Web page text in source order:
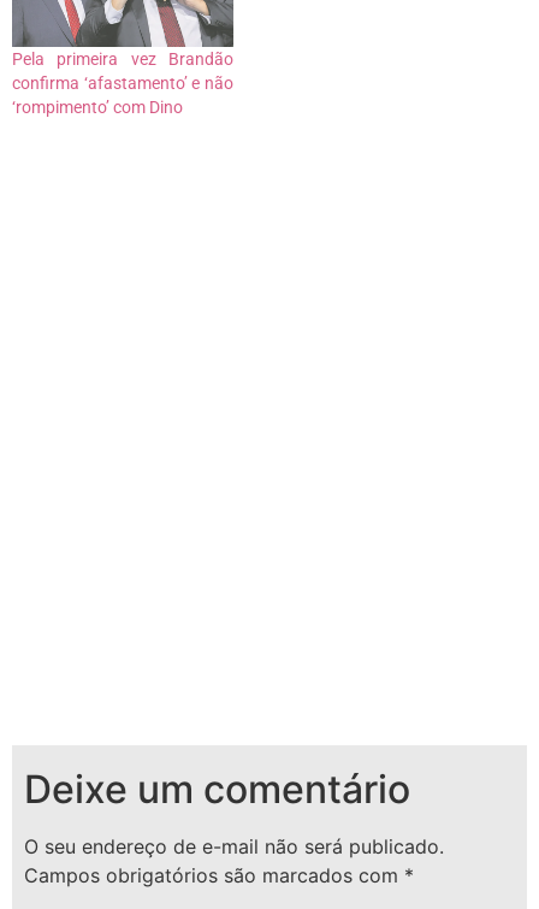
Pela primeira vez Brandão
confirma ‘afastamento’ e não
‘rompimento’ com Dino
Deixe um comentário
O seu endereço de e-mail não será publicado.
Campos obrigatórios são marcados com *